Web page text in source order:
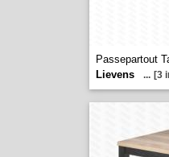
Passepartout
Lievens
... [3